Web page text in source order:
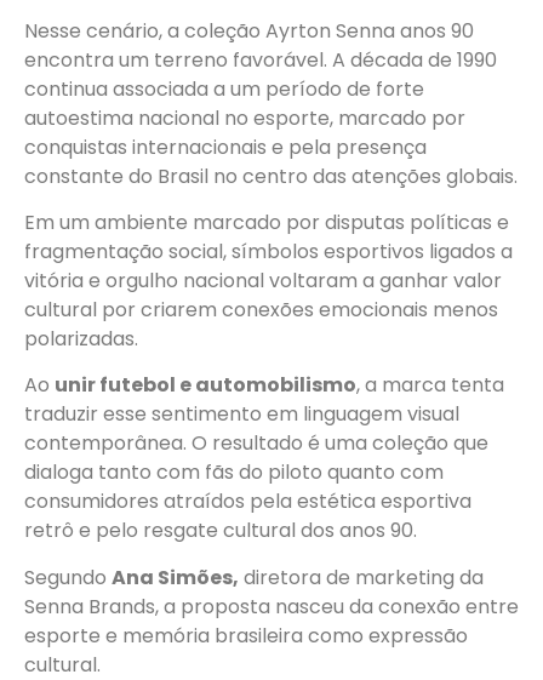
Nesse cenário, a coleção Ayrton Senna anos 90
encontra um terreno favorável. A década de 1990
continua associada a um período de forte
autoestima nacional no esporte, marcado por
conquistas internacionais e pela presença
constante do Brasil no centro das atenções globais.
Em um ambiente marcado por disputas políticas e
fragmentação social, símbolos esportivos ligados a
vitória e orgulho nacional voltaram a ganhar valor
cultural por criarem conexões emocionais menos
polarizadas.
Ao unir futebol e automobilismo, a marca tenta
traduzir esse sentimento em linguagem visual
contemporânea. O resultado é uma coleção que
dialoga tanto com fãs do piloto quanto com
consumidores atraídos pela estética esportiva
retrô e pelo resgate cultural dos anos 90.
Segundo Ana Simões, diretora de marketing da
Senna Brands, a proposta nasceu da conexão entre
esporte e memória brasileira como expressão
cultural.